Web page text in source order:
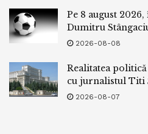
Pe 8 august
Dumitru
2026-08-08
Realitatea
cu jurnalistul Titi
2026-08-07